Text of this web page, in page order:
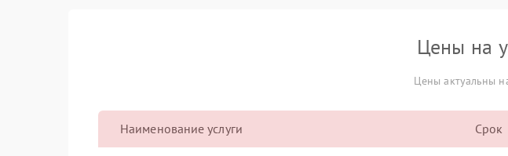
Цены на
Цены актуальны
Наименование услуги Срок